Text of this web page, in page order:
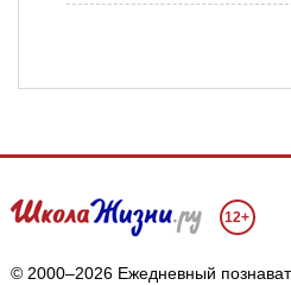
12+
© 2000–2026 Ежедневный